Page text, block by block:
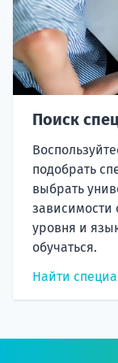
Поиск
подобрать
выбрать
зависимости
уровня и
обучаться.
Найти